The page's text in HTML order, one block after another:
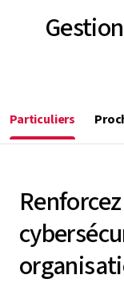
Particuliers